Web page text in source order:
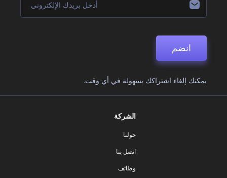
انضم
يمكنك إلغاء اشتراكك بسهولة في أي وقت.
الشركة
حولنا
اتصل بنا
وظائف